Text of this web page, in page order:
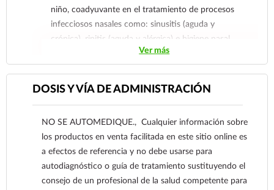
niño, coadyuvante en el tratamiento de procesos
infecciosos nasales como: sinusitis (aguda y
crónica), rinitis (aguda y alérgica) e higiene nasal
diaria. Útil en el preoperatorio y postoperatorio,
Ver más
DOSIS Y VÍA DE ADMINISTRACIÓN
NO SE AUTOMEDIQUE., Cualquier información sobre
los productos en venta facilitada en este sitio online es
a efectos de referencia y no debe usarse para
autodiagnóstico o guía de tratamiento sustituyendo el
consejo de un profesional de la salud competente para